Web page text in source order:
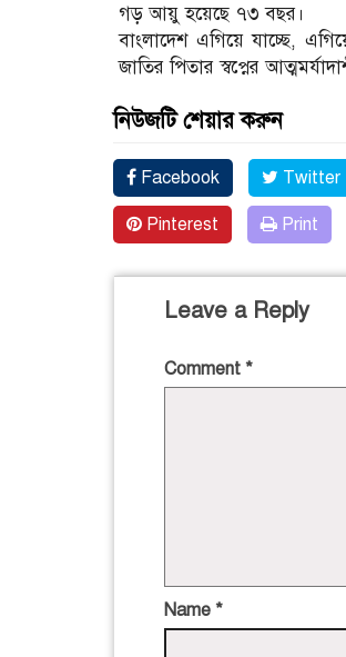
গড় আয়ু হয়েছে ৭৩ বছর।
বাংলাদেশ এগিয়ে যাচ্ছে,
জাতির পিতার স্বপ্নের
নিউজটি শেয়ার করুন
Facebook Twitter
Pinterest Print
Leave a Reply
Comment *
Name *